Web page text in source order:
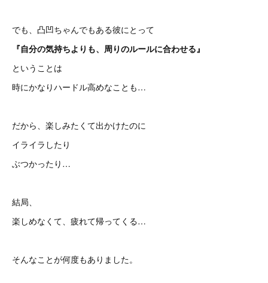
でも、凸凹ちゃんでもある彼にとって
『自分の気持ちよりも、周りのルールに合わせる』
ということは
時にかなりハードル高めなことも…
だから、楽しみたくて出かけたのに
イライラしたり
ぶつかったり…
結局、
楽しめなくて、疲れて帰ってくる…
そんなことが何度もありました。